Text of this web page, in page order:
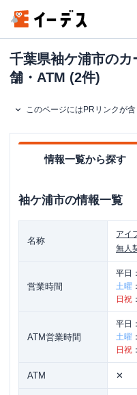
千葉県袖ケ浦市の
舗・ATM (2件)
このページにはPRリンクが
情報一覧から探す
袖ケ浦市の情報一覧
名称
アイ
無人
営業時間
平日：
土曜 ：
日祝 ：
ATM営業時間
平日：
土曜 ：
日祝 ：
ATM ✕